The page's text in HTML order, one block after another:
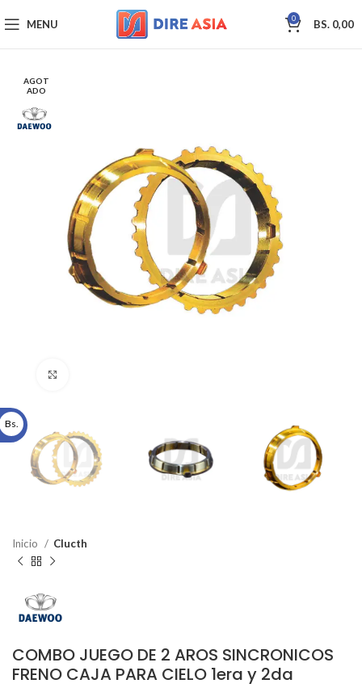
MENU 0 BS. 0,00
AGOT
ADO
Inicio Clucth
COMBO JUEGO DE 2 AROS SINCRONICOS
FRENO CAJA PARA CIELO 1era y 2da
Bs.